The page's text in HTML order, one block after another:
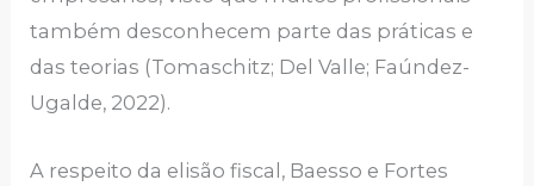
também desconhecem parte das práticas e
das teorias (Tomaschitz; Del Valle; Faúndez-
Ugalde, 2022).
A respeito da elisão fiscal, Baesso e Fortes